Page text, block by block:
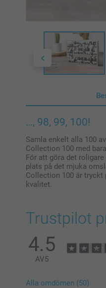
…, 98, 99, 100!
Samla enkelt alla 100
Collection 100 med
För att göra det
plats på det mjuka
Collection 100 är tryckt
kvalitet.
Trustpilot
4.5
AV5
Alla omdömen (50)